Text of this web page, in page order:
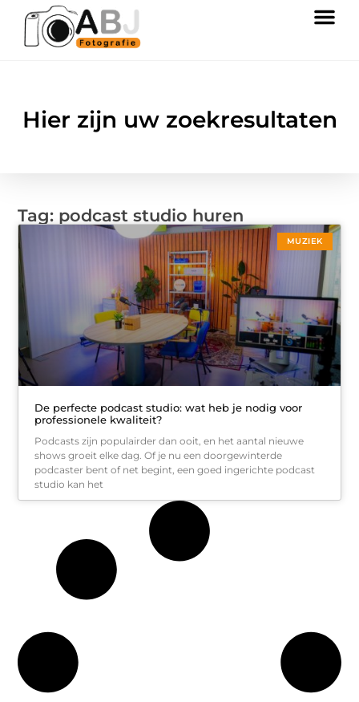
Hier zijn uw zoekresultaten
Tag: podcast studio huren
MUZIEK
De perfecte podcast studio: wat heb je nodig voor
professionele kwaliteit?
Podcasts zijn populairder dan ooit, en het aantal nieuwe
shows groeit elke dag. Of je nu een doorgewinterde
podcaster bent of net begint, een goed ingerichte podcast
studio kan het